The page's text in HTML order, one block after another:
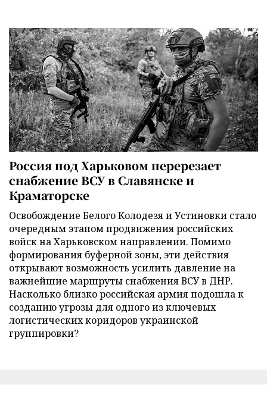
Россия под Харьковом перерезает
снабжение ВСУ в Славянске и
Краматорске
Освобождение Белого Колодезя и Устиновки стало
очередным этапом продвижения российских
войск на Харьковском направлении. Помимо
формирования буферной зоны, эти действия
открывают возможность усилить давление на
важнейшие маршруты снабжения ВСУ в ДНР.
Насколько близко российская армия подошла к
созданию угрозы для одного из ключевых
логистических коридоров украинской
группировки?